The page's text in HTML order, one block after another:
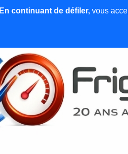
News et
En continuant de défiler,vous